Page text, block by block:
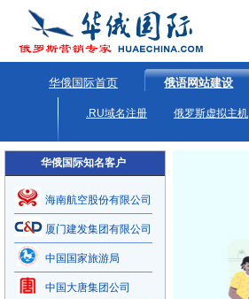
华俄国际首页 俄语网站建设
.RU域名注册 俄罗斯虚拟主机
华俄国际知名客户
海南航空股份有限公司
厦门建发集团有限公司
中国国家旅游局
中国大唐集团公司